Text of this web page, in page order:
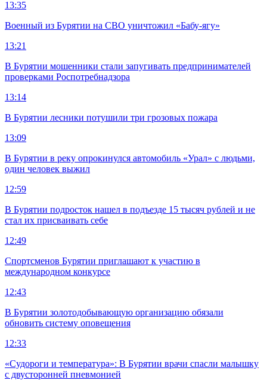
13:35
Военный из Бурятии на СВО уничтожил «Бабу-ягу»
13:21
В Бурятии мошенники стали запугивать предпринимателей
проверками Роспотребнадзора
13:14
В Бурятии лесники потушили три грозовых пожара
13:09
В Бурятии в реку опрокинулся автомобиль «Урал» с людьми,
один человек выжил
12:59
В Бурятии подросток нашел в подъезде 15 тысяч рублей и не
стал их присваивать себе
12:49
Спортсменов Бурятии приглашают к участию в
международном конкурсе
12:43
В Бурятии золотодобывающую организацию обязали
обновить систему оповещения
12:33
«Судороги и температура»: В Бурятии врачи спасли малышку
с двусторонней пневмонией